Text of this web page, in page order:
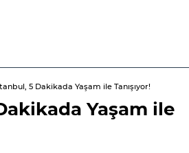
5 Dakikada Yaşam ile Tanışıyor!
Yaşam ile